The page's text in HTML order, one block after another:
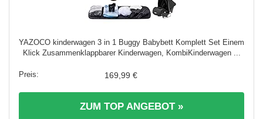
YAZOCO kinderwagen 3 in 1 Buggy Babybett Komplett Set Einem
Klick Zusammenklappbarer Kinderwagen, KombiKinderwagen ...
169,99 €
ZUM TOP ANGEBOT »